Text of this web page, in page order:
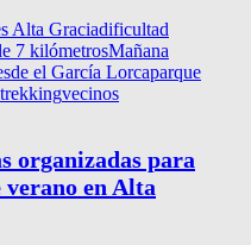
Alta Graciadificultad
7 kilómetrosMañana
el García Lorcaparque
trekkingvecinos
organizadas para
en Alta